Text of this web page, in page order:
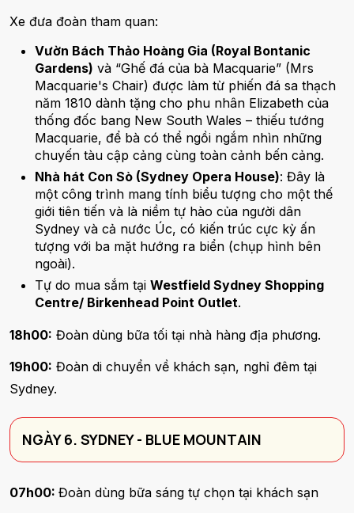
Xe đưa đoàn tham quan:
Vườn Bách Thảo Hoàng Gia (Royal Bontanic
Gardens) và “Ghế đá của bà Macquarie” (Mrs
Macquarie's Chair) được làm từ phiến đá sa thạch
năm 1810 dành tặng cho phu nhân Elizabeth của
thống đốc bang New South Wales – thiếu tướng
Macquarie, để bà có thể ngồi ngắm nhìn những
chuyến tàu cập cảng cùng toàn cảnh bến cảng.
Nhà hát Con Sò (Sydney Opera House): Đây là
một công trình mang tính biểu tượng cho một thế
giới tiên tiến và là niềm tự hào của người dân
Sydney và cả nước Úc, có kiến trúc cực kỳ ấn
tượng với ba mặt hướng ra biển (chụp hình bên
ngoài).
Tự do mua sắm tại Westfield Sydney Shopping
Centre/ Birkenhead Point Outlet.
18h00: Đoàn dùng bữa tối tại nhà hàng địa phương.
19h00: Đoàn di chuyển về khách sạn, nghỉ đêm tại
Sydney.
NGÀY 6. SYDNEY - BLUE MOUNTAIN
07h00: Đoàn dùng bữa sáng tự chọn tại khách sạn